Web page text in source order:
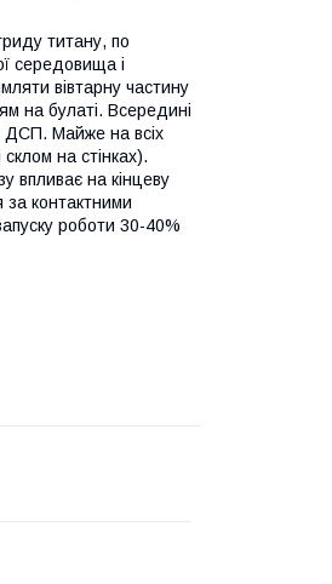
титану, по
середовища і
вівтарну частину
на булаті. Всередині
ДСП. Майже на всіх
на стінках).
впливає на кінцеву
за контактними
роботи 30-40%